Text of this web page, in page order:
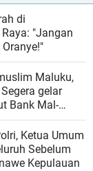
di
"Jangan
Maluku,
gelar
Bank Mal-
Ketua Umum
Sebelum
Kepulauan